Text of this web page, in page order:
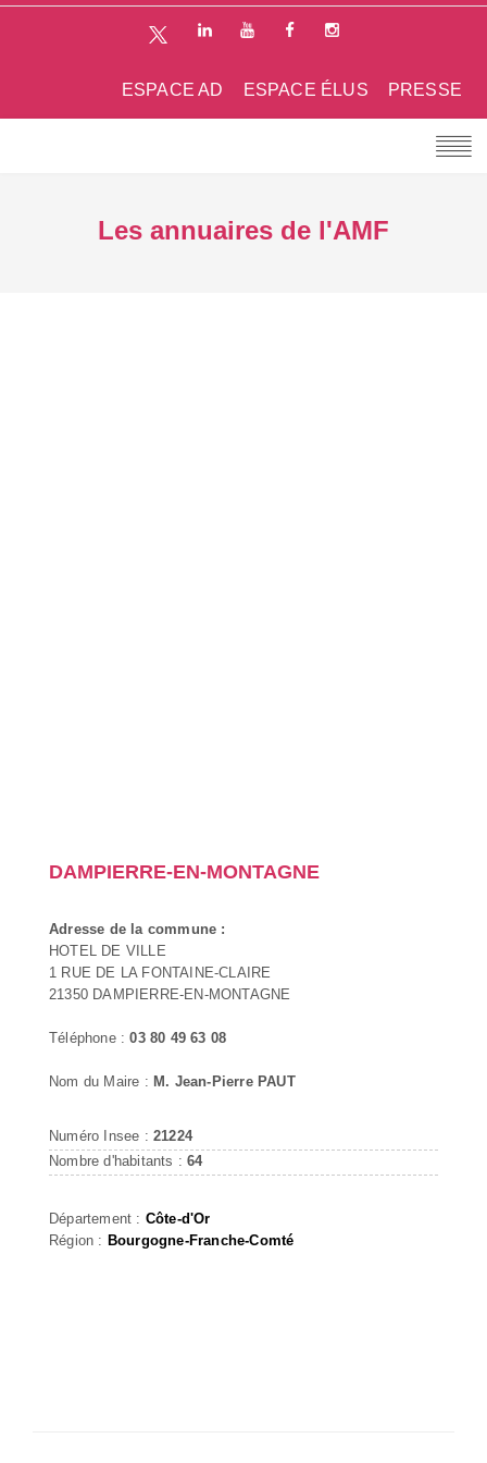
PRESSE
ESPACE ÉLUS
ESPACE AD
Les annuaires de l'AMF
DAMPIERRE-EN-MONTAGNE
Adresse de la commune :
HOTEL DE VILLE
1 RUE DE LA FONTAINE-CLAIRE
21350 DAMPIERRE-EN-MONTAGNE
Téléphone :03 80 49 63 08
Nom du Maire : M. Jean-Pierre PAUT
Numéro Insee : 21224
Nombre d'habitants :64
Département : Côte-d'Or
Région : Bourgogne-Franche-Comté